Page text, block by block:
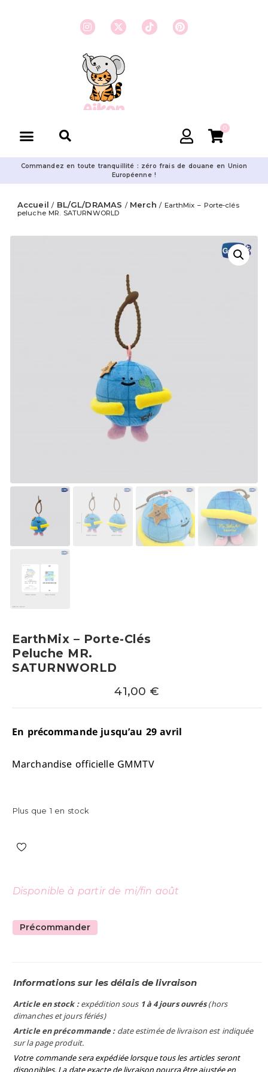
0
Commandez en toute tranquillité : zéro frais de douane en Union
Européenne !
Accueil / BL/GL/DRAMAS / Merch / EarthMix – Porte-clés
peluche MR. SATURNWORLD
EarthMix – Porte-Clés
Peluche MR.
SATURNWORLD
41,00 €
En précommande jusqu’au 29 avril
Marchandise officielle GMMTV
Plus que 1 en stock
Disponible à partir de mi/fin août
Précommander
Informations sur les délais de livraison
Article en stock :expédition sous 1 à 4 jours ouvrés(hors
dimanches et jours fériés)
Article en précommande : date estimée de livraison est indiquée
sur la page produit.
Votre commande sera expédiée lorsque tous les articles seront
disponibles. La date exacte de livraison pourra être ajustée en